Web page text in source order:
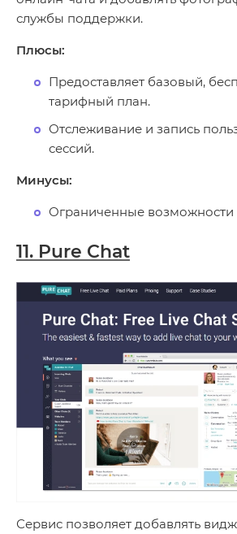
службы поддержки.
Плюсы:
Предоставляет базовый,
тарифный план.
Отслеживание и запись
сессий.
Минусы:
Ограниченные возможности
11. Pure Chat
Сервис позволяет добавлять